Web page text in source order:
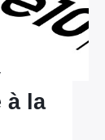
à la